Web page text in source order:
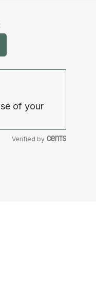
of your
Verified by